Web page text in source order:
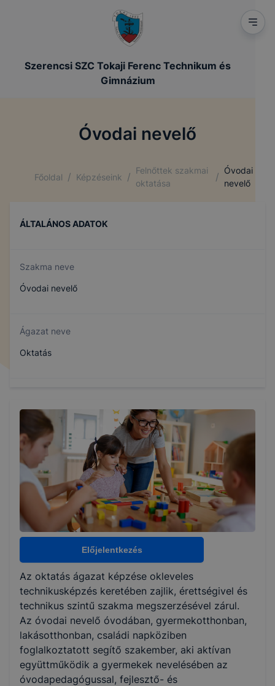
Szerencsi SZC Tokaji Ferenc Technikum és
Gimnázium
Óvodai nevelő
Főoldal / Képzéseink /
Felnőttek szakmai
oktatása
/
Óvodai
nevelő
ÁLTALÁNOS ADATOK
Szakma neve
Óvodai nevelő
Ágazat neve
Oktatás
501882502
Képzés időtartama
5 év
Választható szakmairányok:
Nem válaszható
KKK/PTT
KKK letöltése (pdf)
PTT letöltése (pdf)
Okleveles technikusképzés
Nem
Előjelentkezés
Az oktatás ágazat képzése okleveles
technikusképzés keretében zajlik, érettségivel és
technikus szintű szakma megszerzésével zárul.
Az óvodai nevelő óvodában, gyermekotthonban,
lakásotthonban, családi napköziben
foglalkoztatott segítő szakember, aki aktívan
együttműködik a gyermekek nevelésében az
óvodapedagógussal, fejlesztő- és